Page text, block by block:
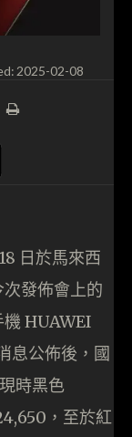
2025-02-08
日於馬來西
發佈會上的
HUAWEI
息公佈後，國
時黑色
，至於紅